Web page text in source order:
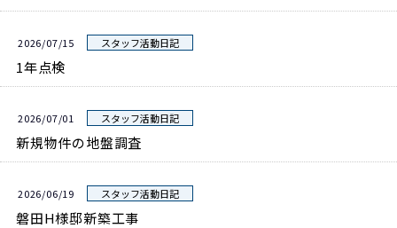
2026/07/15 スタッフ活動日記
1年点検
2026/07/01 スタッフ活動日記
新規物件の地盤調査
2026/06/19 スタッフ活動日記
磐田H様邸新築工事